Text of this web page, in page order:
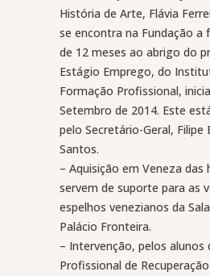
História de Arte, Flávia
se encontra na Fundação a
de 12 meses ao abrigo do
Estágio Emprego, do
Formação Profissional,
Setembro de 2014. Este
pelo Secretário-Geral, Filipe
Santos.
– Aquisição em Veneza das
servem de suporte para as
espelhos venezianos da
Palácio Fronteira.
– Intervenção, pelos alunos
Profissional de